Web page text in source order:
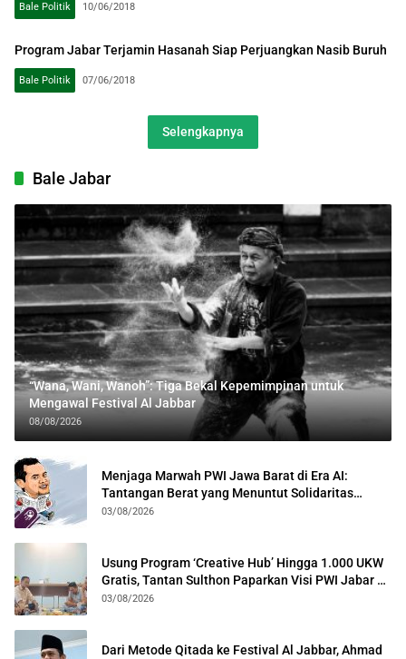
Bale Politik 10/06/2018
Program Jabar Terjamin Hasanah Siap Perjuangkan Nasib Buruh
Bale Politik 07/06/2018
Selengkapnya
Bale Jabar
“Wana, Wani, Wanoh”: Tiga Bekal Kepemimpinan untuk
Mengawal Festival Al Jabbar
08/08/2026
Menjaga Marwah PWI Jawa Barat di Era AI:
Tantangan Berat yang Menuntut Solidaritas
Lintas Generasi
03/08/2026
Usung Program ‘Creative Hub’ Hingga 1.000 UKW
Gratis, Tantan Sulthon Paparkan Visi PWI Jabar di
Kota Bogor
03/08/2026
Dari Metode Qitada ke Festival Al Jabbar, Ahmad